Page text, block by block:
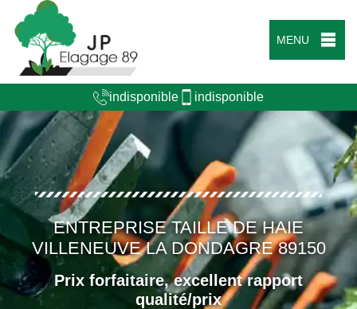
MENU
indisponible indisponible
ENTREPRISE TAILLE DE HAIE
VILLENEUVE LA DONDAGRE 89150
Prix forfaitaire, excellent rapport
qualité/prix